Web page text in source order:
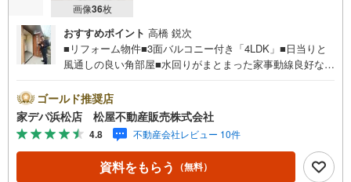
画像36枚
おすすめポイント 高橋 鋭次
■リフォーム物件■3面バルコニー付き「4LDK」■日当りと
風通しの良い角部屋■水回りがまとまった家事動線良好な間
っまった間取 ・3面バルコニー付きの角部屋で明るく風通
しも良好●松屋不動産販売株式会社 家デパのつよみ●・浜松
市中央区に特化し浜名区まで幅広い物件を取り扱っていま
す！浜松市の物件ならおまかせください。新築戸建、中古
戸建、中古マンション、土地をお客様のご希望に合わせて
ご提案いたします！・中古物件のリフォーム実績多数！中
ゴールド推奨店
家デパ浜松店 松屋不動産販売株式会社
4.8 不動産会社レビュー 10件
資料をもらう （無料）